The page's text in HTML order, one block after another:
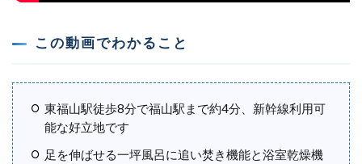
この動画でわかること
東福山駅徒歩8分で福山駅まで約4分、新幹線利用可
能な好立地です
足を伸ばせる一坪風呂に追い焚き機能と浴室乾燥機